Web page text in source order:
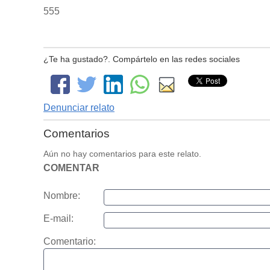
555
¿Te ha gustado?. Compártelo en las redes sociales
Denunciar relato
Comentarios
Aún no hay comentarios para este relato.
COMENTAR
Nombre:
E-mail:
Comentario: